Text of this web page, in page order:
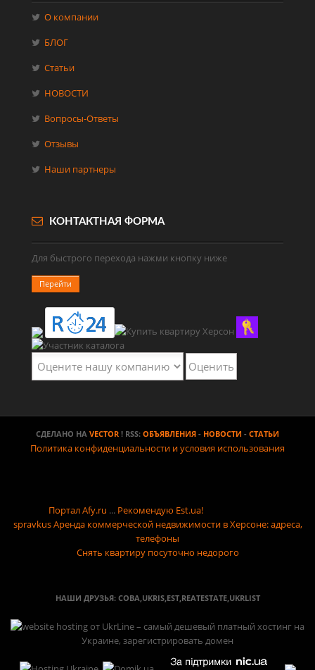
О компании
БЛОГ
Статьи
НОВОСТИ
Вопросы-Ответы
Отзывы
Наши партнеры
КОНТАКТНАЯ ФОРМА
Для быстрого перехода нажми кнопку ниже
Перейти
СДЕЛАНО НА VECTOR ! RSS: ОБЪЯВЛЕНИЯ - НОВОСТИ - СТАТЬИ
Политика конфиденциальности и условия использования
Портал Afy.ru ... Рекомендую Est.ua!
spravkusАренда коммерческой недвижимости в Херсоне: адреса,
телефоны
Снять квартиру посуточно недорого
НАШИ ДРУЗЬЯ: СОВА,UKRIS,EST,REATESTATE,UKRLIST